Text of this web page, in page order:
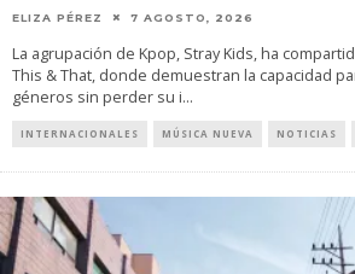
ELIZA PÉREZ 7 AGOSTO, 2026
La agrupación de Kpop, Stray Kids, ha
This & That, donde demuestran la capacidad
géneros sin perder su i...
INTERNACIONALES MÚSICA NUEVA NOTICIAS